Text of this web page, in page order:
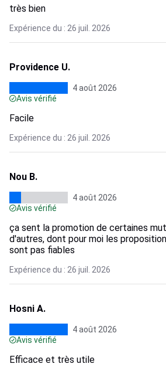
très bien
Expérience du : 26 juil. 2026
Providence U.
4 août 2026
Avis vérifié
Facile
Expérience du : 26 juil. 2026
Nou B.
4 août 2026
Avis vérifié
ça sent la promotion de certaines
d'autres, dont pour moi les
sont pas fiables
Expérience du : 26 juil. 2026
Hosni A.
4 août 2026
Avis vérifié
Efficace et très utile